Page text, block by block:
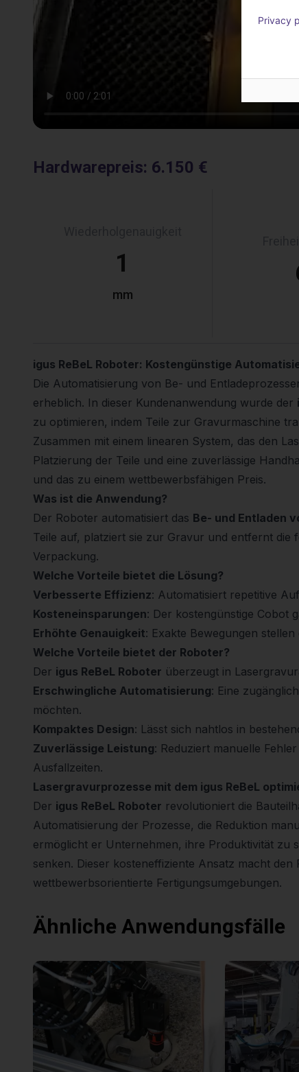
Hardwarepreis: 6.150 €
1
mm
igus ReBeL Roboter: Kostengünstige
Die Automatisierung von Be- und
erheblich. In dieser Kundenanwendung wurde der
zu optimieren, indem Teile zur Gravurmaschine
Zusammen mit einem linearen System, das den
Platzierung der Teile und eine zuverlässige
und das zu einem wettbewerbsfähigen Preis.
Was ist die Anwendung?
Der Roboter automatisiert das Be- und Entladen
Teile auf, platziert sie zur Gravur und entfernt
Verpackung.
Welche Vorteile bietet die Lösung?
Verbesserte Effizienz: Automatisiert repetitive
Kosteneinsparungen: Der kostengünstige Cobot
Erhöhte Genauigkeit: Exakte Bewegungen
Welche Vorteile bietet der Roboter?
Der igus ReBeL Roboter überzeugt in
Erschwingliche Automatisierung: Eine
möchten.
Kompaktes Design: Lässt sich nahtlos in
Zuverlässige Leistung: Reduziert manuelle
Ausfallzeiten.
Lasergravurprozesse mit dem igus ReBeL
Der igus ReBeL Roboter revolutioniert die
Automatisierung der Prozesse, die Reduktion
ermöglicht er Unternehmen, ihre Produktivität zu
senken. Dieser kosteneffiziente Ansatz macht
wettbewerbsorientierte Fertigungsumgebungen.
Ähnliche Anwendungsfälle
Privacy